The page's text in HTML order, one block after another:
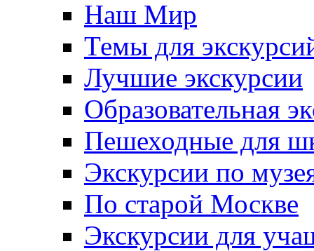
Наш Мир
Темы для
Лучшие экскурсии
Образовательная
Пешеходные для
Экскурсии по
По старой Москве
Экскурсии для